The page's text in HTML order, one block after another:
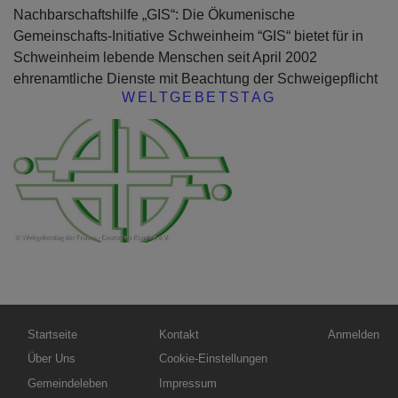
Nachbarschaftshilfe „GIS“: Die Ökumenische
Gemeinschafts-Initiative Schweinheim “GIS“ bietet für in
Schweinheim lebende Menschen seit April 2002
ehrenamtliche Dienste mit Beachtung der Schweigepflicht
WELTGEBETSTAG
Hauptnavigation
Startseite
Über Uns
Gemeindeleben
Fußbereichsmenü
Kontakt
Cookie-Einstellungen
Impressum
Anmelden